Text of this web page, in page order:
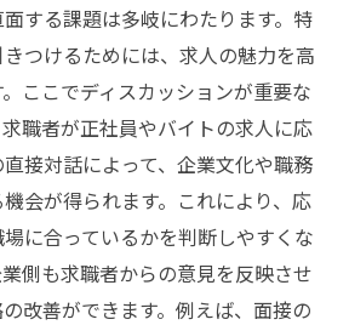
する課題は多岐にわたります。特
つけるためには、求人の魅力を高
ここでディスカッションが重要な
職者が正社員やバイトの求人に応
接対話によって、企業文化や職務
会が得られます。これにより、応
に合っているかを判断しやすくな
側も求職者からの意見を反映させ
改善ができます。例えば、面接の